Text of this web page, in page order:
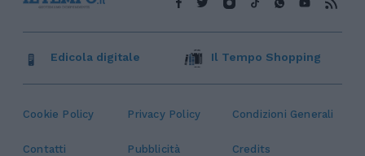
Cookie Policy Privacy Policy Condizioni Generali
Contatti Pubblicità
Credits
Edicola digitale Il Tempo Shopping